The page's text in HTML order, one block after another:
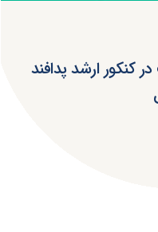
کنکور ارشد پدافند